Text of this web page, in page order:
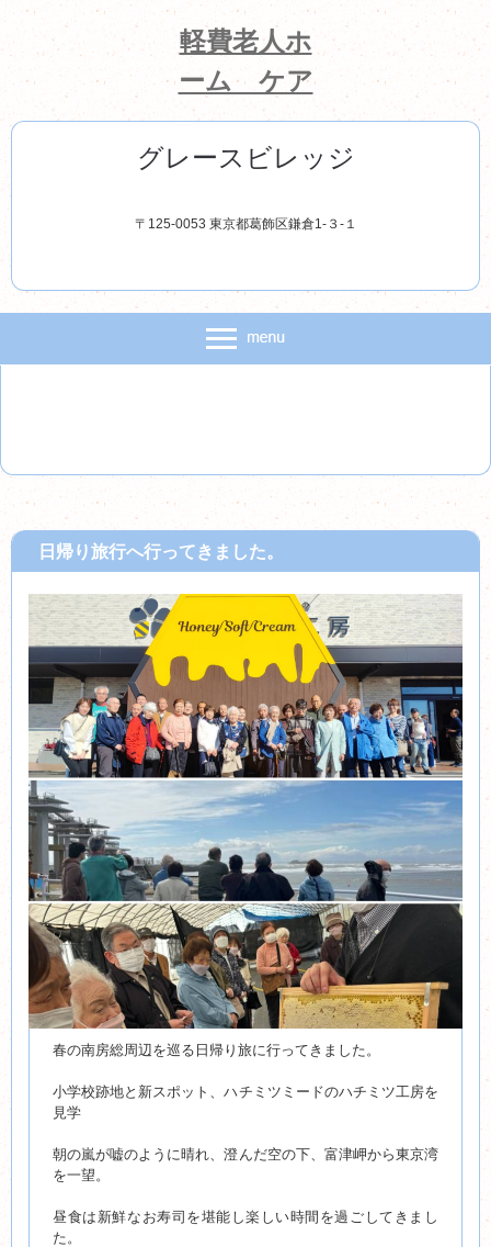
軽費老人ホ
ーム ケア
ハウス
グレースビレッジ
〒125-0053 東京都葛飾区鎌倉1-３-１
日帰り旅行へ行ってきました。
春の南房総周辺を巡る日帰り旅に行ってきました。
小学校跡地と新スポット、ハチミツミードのハチミツ工房を
見学
朝の嵐が嘘のように晴れ、澄んだ空の下、富津岬から東京湾
を一望。
昼食は新鮮なお寿司を堪能し楽しい時間を過ごしてきまし
た。